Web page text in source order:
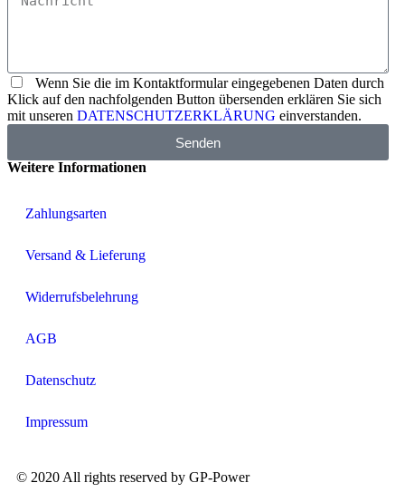
Wenn Sie die im Kontaktformular eingegebenen Daten durch
Klick auf den nachfolgenden Button übersenden erklären Sie sich
mit unseren DATENSCHUTZERKLÄRUNG einverstanden.
Senden
Weitere Informationen
Zahlungsarten
Versand & Lieferung
Widerrufsbelehrung
AGB
Datenschutz
Impressum
© 2020 All rights reserved by GP-Power